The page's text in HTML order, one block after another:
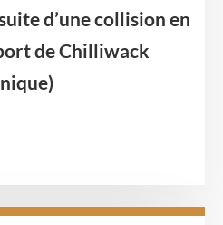
d’une collision en
de Chilliwack